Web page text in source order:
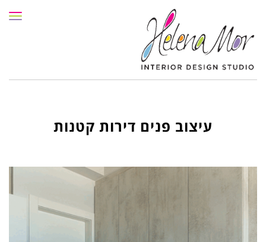
עיצוב פנים דירות קטנות